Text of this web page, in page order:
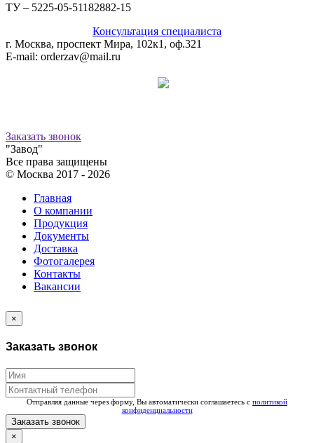
ТУ – 5225-05-51182882-15
Консультация специалиста
г. Москва, проспект Мира, 102к1, оф.321
E-mail: orderzav@mail.ru
Заказать звонок
"Завод"
Все права защищены
© Москва 2017 - 2026
Главная
О компании
Продукция
Документы
Доставка
Фотогалерея
Контакты
Вакансии
×
Заказать звонок
Отправляя данные через форму, Вы автоматически соглашаетесь с политикой
конфиденциальности
Заказать звонок
×